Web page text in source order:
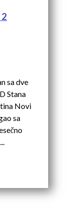
sa dve
Stana
Novi
sa